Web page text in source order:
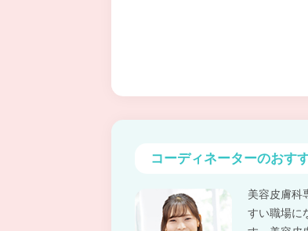
コーディネーターのおす
美容皮膚科
すい職場に